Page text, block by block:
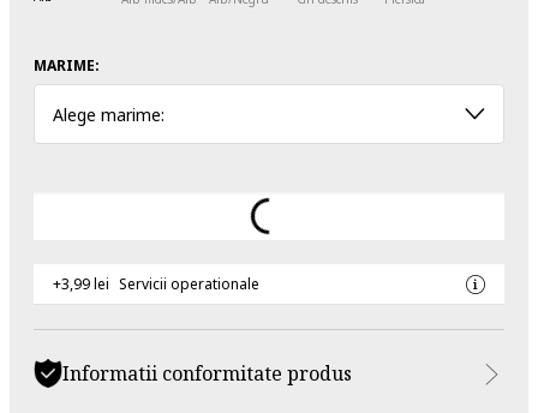
MARIME:
Alege marime:
+3,99 lei Servicii operationale
Informatii conformitate produs